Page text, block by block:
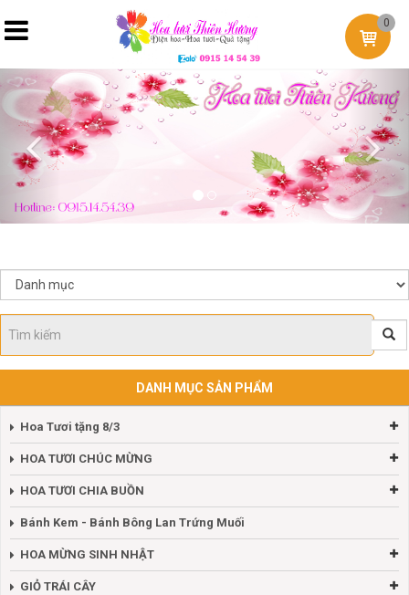
0
Previous
DANH MỤC SẢN PHẨM
Hoa Tươi tặng 8/3
HOA TƯƠI CHÚC MỪNG
HOA TƯƠI CHIA BUỒN
Bánh Kem - Bánh Bông Lan Trứng Muối
HOA MỪNG SINH NHẬT
GIỎ TRÁI CÂY